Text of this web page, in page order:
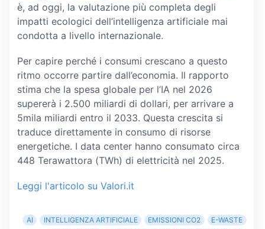
è, ad oggi, la valutazione più completa degli
impatti ecologici dell’intelligenza artificiale mai
condotta a livello internazionale.
Per capire perché i consumi crescano a questo
ritmo occorre partire dall’economia. Il rapporto
stima che la spesa globale per l’IA nel 2026
supererà i 2.500 miliardi di dollari, per arrivare a
5mila miliardi entro il 2033. Questa crescita si
traduce direttamente in consumo di risorse
energetiche. I data center hanno consumato circa
448 Terawattora (TWh) di elettricità nel 2025.
Leggi l'articolo su Valori.it
AI INTELLIGENZA ARTIFICIALE EMISSIONI CO2
E-WASTE